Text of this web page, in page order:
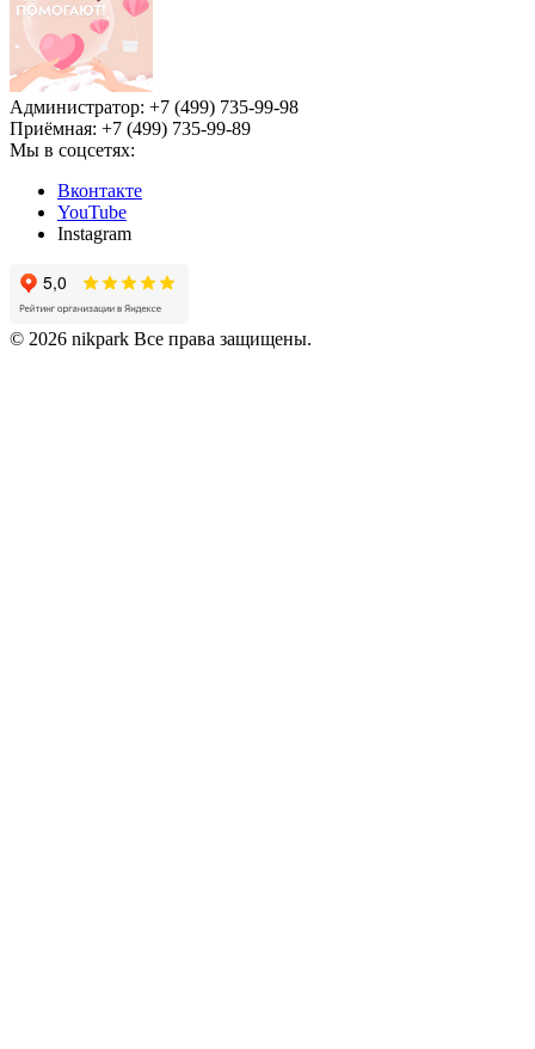
Администратор: +7 (499) 735-99-98
Приёмная: +7 (499) 735-99-89
Мы в соцсетях:
Вконтакте
YouTube
Instagram
© 2026 nikpark Все права защищены.